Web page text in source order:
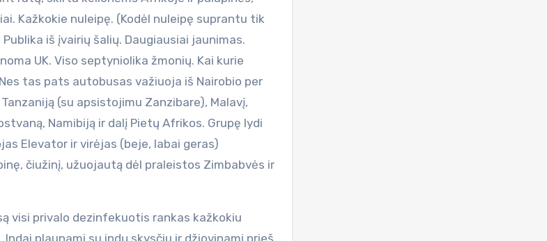
Kažkokie nuleipę. (Kodėl nuleipę suprantu tik
iš įvairių šalių. Daugiausiai jaunimas.
UK. Viso septyniolika žmonių. Kai kurie
tas pats autobusas važiuoja iš Nairobio per
(su apsistojimu Zanzibare), Malavį,
Namibiją ir dalį Pietų Afrikos. Grupę lydi
Elevator ir virėjas (beje, labai geras)
čiužinį, užuojautą dėl praleistos Zimbabvės ir
visi privalo dezinfekuotis rankas kažkokiu
plaunami su indų skysčiu ir džiovinami prieš